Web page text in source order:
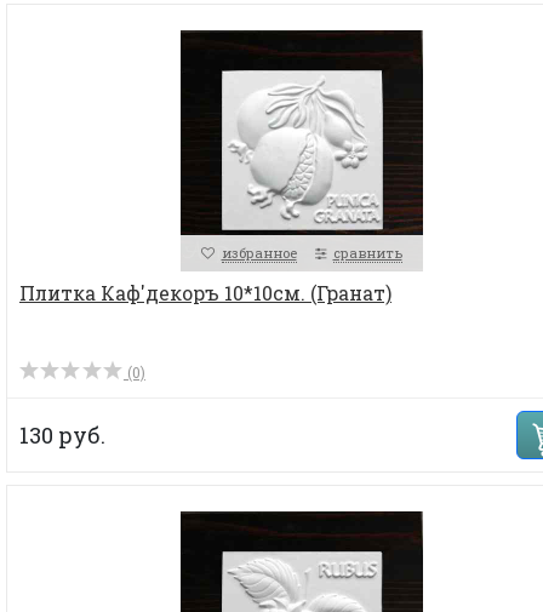
избранное сравнить
Плитка Каф'декоръ 10*10см. (Гранат)
(0)
130 руб.